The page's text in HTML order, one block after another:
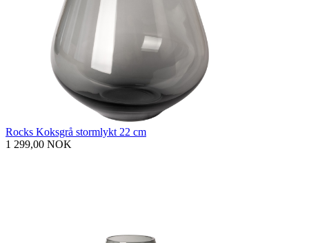
Rocks Koksgrå stormlykt 22 cm
1 299,00 NOK